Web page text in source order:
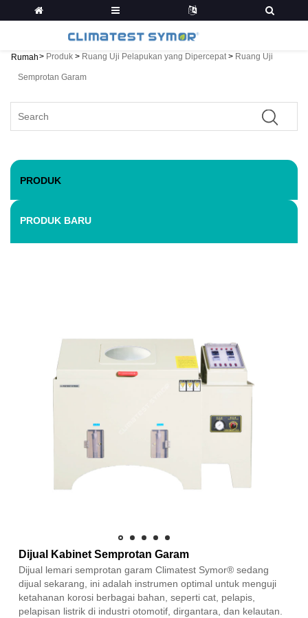
Rumah> Produk > Ruang Uji Pelapukan yang Dipercepat> Ruang Uji
Semprotan Garam
PRODUK
PRODUK BARU
Dijual Kabinet Semprotan Garam
Dijual lemari semprotan garam Climatest Symor® sedang
dijual sekarang, ini adalah instrumen optimal untuk menguji
ketahanan korosi berbagai bahan, seperti cat, pelapis,
pelapisan listrik di industri otomotif, dirgantara, dan kelautan.